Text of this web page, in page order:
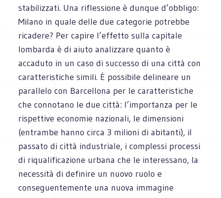
stabilizzati. Una riflessione è dunque d’obbligo:
Milano in quale delle due categorie potrebbe
ricadere? Per capire l’effetto sulla capitale
lombarda è di aiuto analizzare quanto è
accaduto in un caso di successo di una città con
caratteristiche simili. È possibile delineare un
parallelo con Barcellona per le caratteristiche
che connotano le due città: l’importanza per le
rispettive economie nazionali, le dimensioni
(entrambe hanno circa 3 milioni di abitanti), il
passato di città industriale, i complessi processi
di riqualificazione urbana che le interessano, la
necessità di definire un nuovo ruolo e
conseguentemente una nuova immagine